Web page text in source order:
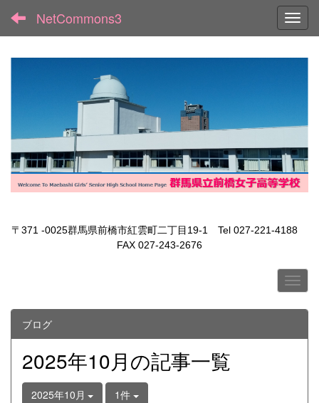
NetCommons3
〒371 -0025群馬県前橋市紅雲町二丁目19-1 Tel 027-221-4188
FAX 027-243-2676
ブログ
2025年10月の記事一覧
2025年10月 1件